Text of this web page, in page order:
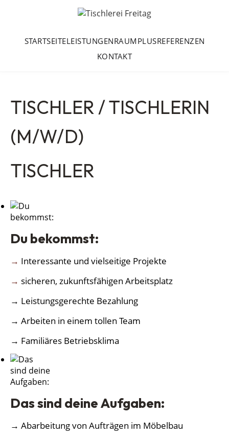
STARTSEITELEISTUNGENRAUMPLUSREFERENZEN
KONTAKT
TISCHLER / TISCHLERIN
(M/W/D)
TISCHLER
Du bekommst:
→ Interessante und vielseitige Projekte
→ sicheren, zukunftsfähigen Arbeitsplatz
→ Leistungsgerechte Bezahlung
→ Arbeiten in einem tollen Team
→ Familiäres Betriebsklima
Das sind deine Aufgaben:
→ Abarbeitung von Aufträgen im Möbelbau